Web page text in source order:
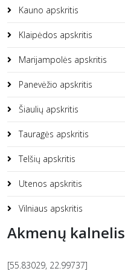
Kauno apskritis
Klaipėdos apskritis
Marijampolės apskritis
Panevėžio apskritis
Šiaulių apskritis
Tauragės apskritis
Telšių apskritis
Utenos apskritis
Vilniaus apskritis
Akmenų kalnelis
[55.83029, 22.99737]